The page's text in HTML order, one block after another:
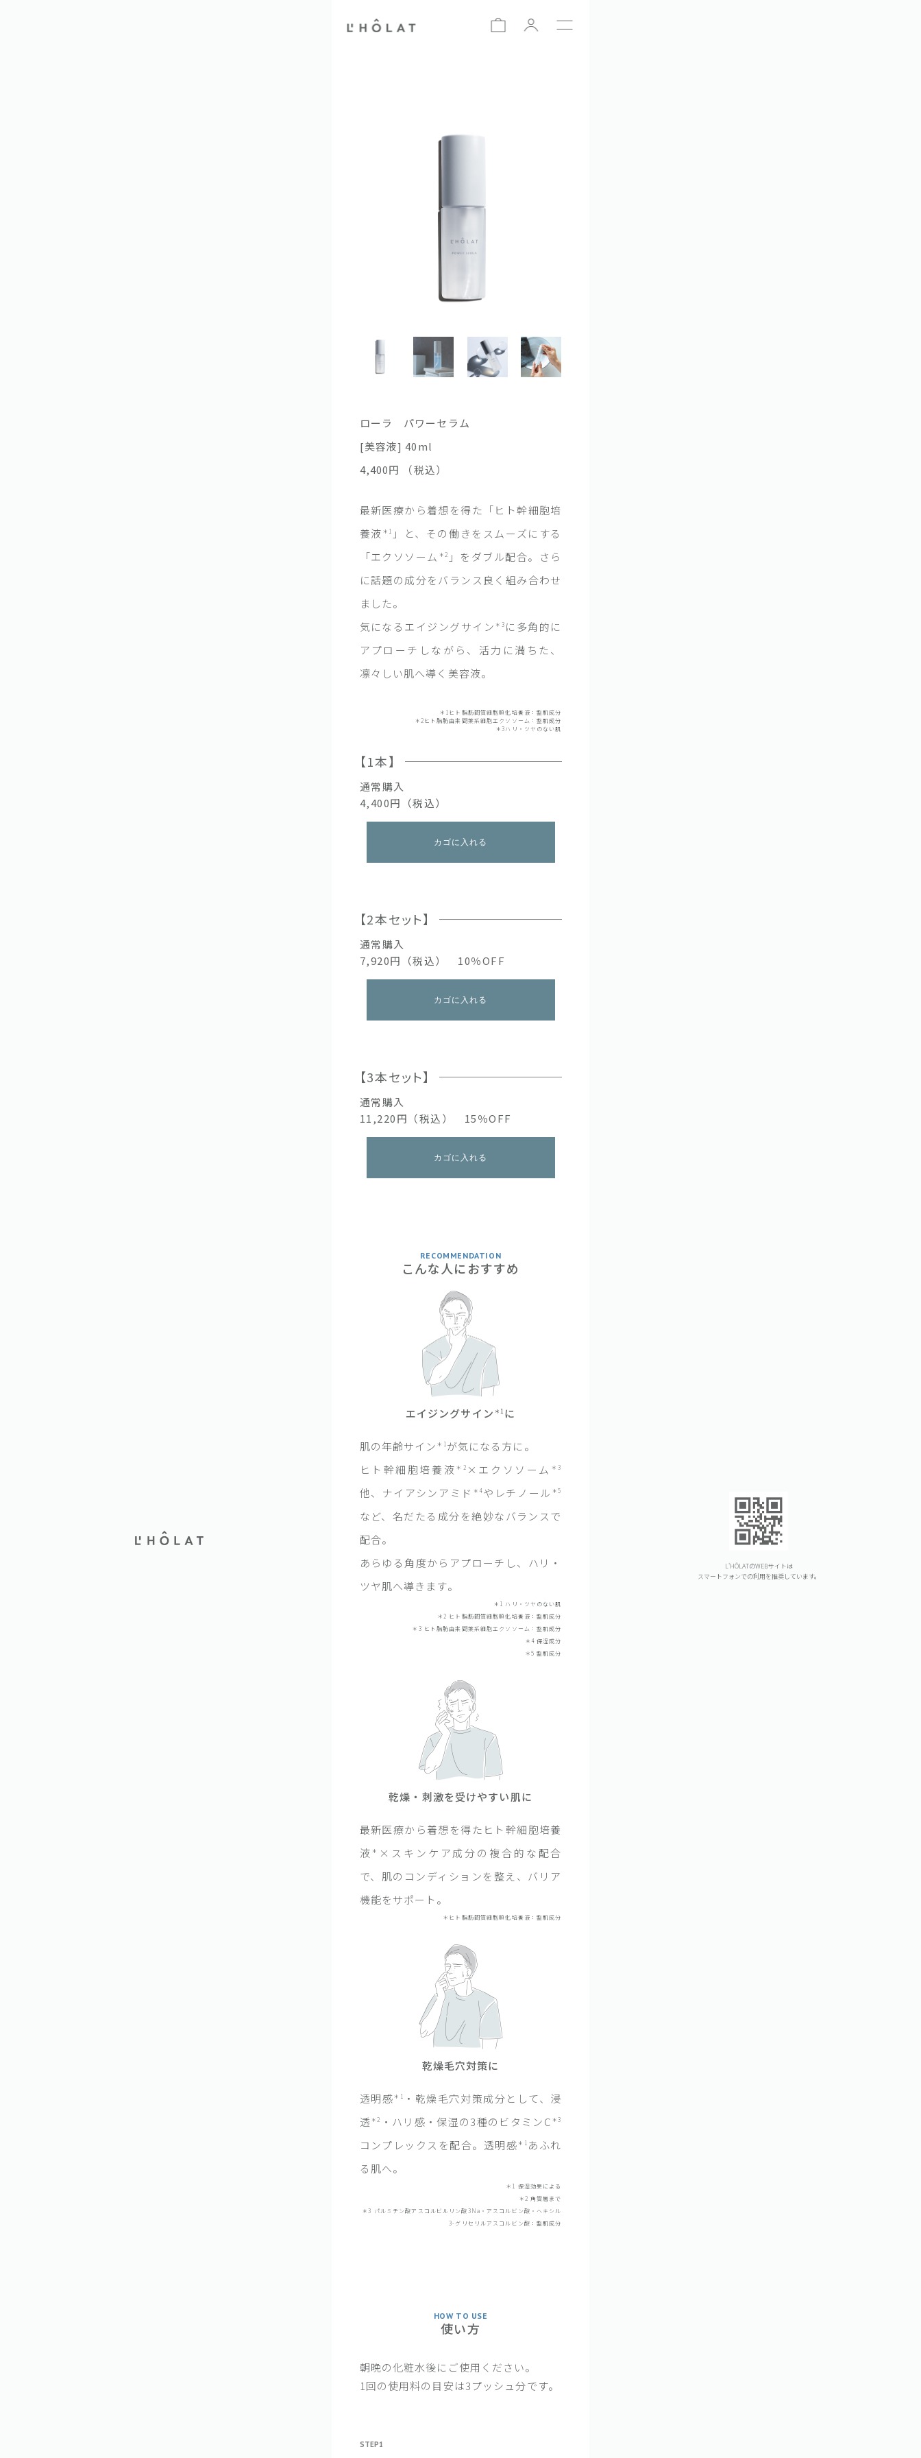
ローラ パワーセラム
[美容液] 40ml
4,400円
（税込）
最新医療から着想を得た「ヒト幹細胞培
養液 ＊1
」と、その働きをスムーズにする
「エクソソーム ＊2 」をダブル配合。さら
に話題の成分をバランス良く組み合わせ
ました。
気になるエイジングサイン ＊3 に多角的に
アプローチしながら、活力に満ちた、
凛々しい肌へ導く美容液。
＊1ヒト脂肪間質細胞順化培養液：整肌成分
＊2ヒト脂肪由来間葉系細胞エクソソーム：整肌成分
＊3ハリ・ツヤのない肌
【1本】
通常購入
4,400円（税込）
カゴに入れる
【2本セット】
通常購入
7,920円（税込） 10％OFF
カゴに入れる
【3本セット】
通常購入
11,220円（税込） 15％OFF
カゴに入れる
RECOMMENDATION
こんな人におすすめ
エイジングサイン ＊1 に
肌の年齢サイン ＊1 が気になる方に。
ヒト幹細胞培養液 ＊2 ×エクソソーム ＊3
他、ナイアシンアミド ＊4やレチノール ＊5
など、名だたる成分を絶妙なバランスで
配合。
あらゆる角度からアプローチし、ハリ・
ツヤ肌へ導きます。
＊1 ハリ・ツヤのない肌
＊2 ヒト脂肪間質細胞順化培養液：整肌成分
＊3 ヒト脂肪由来間葉系細胞エクソソーム：整肌成分
＊4 保湿成分
＊5 整肌成分
乾燥・刺激を受けやすい肌に
最新医療から着想を得たヒト幹細胞培養
液 ＊
×スキンケア成分の複合的な配合
で、肌のコンディションを整え、バリア
機能をサポート。
＊ヒト脂肪間質細胞順化培養液：整肌成分
乾燥毛穴対策に
透明感＊1
・乾燥毛穴対策成分として、浸
透＊2 ・ハリ感・保湿の3種のビタミンC ＊3
コンプレックスを配合。透明感＊1 あふれ
る肌へ。
＊1 保湿効果による
＊2 角質層まで
＊3 パルミチン酸アスコルビルリン酸3Na・アスコルビン酸・ヘキシル
3-グリセリルアスコルビン酸：整肌成分
HOW TO USE
使い方
朝晩の化粧水後にご使用ください。
1回の使用料の目安は3プッシュ分です。
STEP1
L'HÔLATのWEBサイトは
スマートフォンでの利用を推奨しています。